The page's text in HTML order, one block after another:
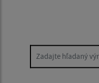
Zadajte hľadaný výraz